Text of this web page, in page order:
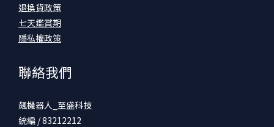
退換貨政策
七天鑑賞期
隱私權政策
聯絡我們
飆機器人_至盛科技
統編 / 83212212